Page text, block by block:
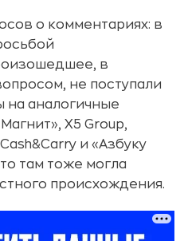
о комментариях: в
в
не поступали
на аналогичные
X5 Group,
и «Азбуку
там тоже могла
происхождения.